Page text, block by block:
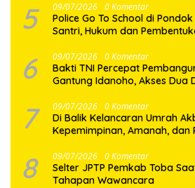
5 09/07/2026 0 Komentar
Police Go To School di
Santri, Hukum dan
6 09/07/2026 0 Komentar
Bakti TNI Percepat
Gantung Idanoho, Akses Dua
7 09/07/2026 0 Komentar
Di Balik Kelancaran Umrah
Kepemimpinan, Amanah, dan
8 09/07/2026 0 Komentar
Selter JPTP Pemkab Toba
Tahapan Wawancara